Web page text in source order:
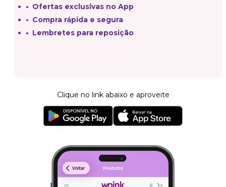
Ofertas exclusivas no App
Compra rápida e segura
Lembretes para reposição
Clique no link abaixo e aproveite